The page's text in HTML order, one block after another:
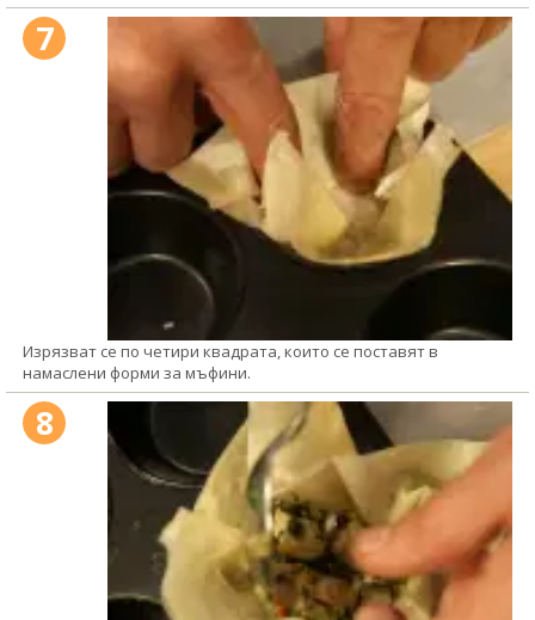
7
Изрязват се по четири квадрата, които се поставят в
намаслени форми за мъфини.
8